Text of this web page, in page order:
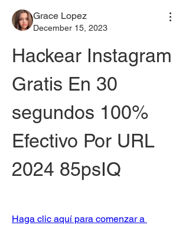
Grace Lopez
December 15, 2023
Hackear Instagram
Gratis En 30
segundos 100%
Efectivo Por URL
2024 85psIQ
Haga clic aquí para comenzar a